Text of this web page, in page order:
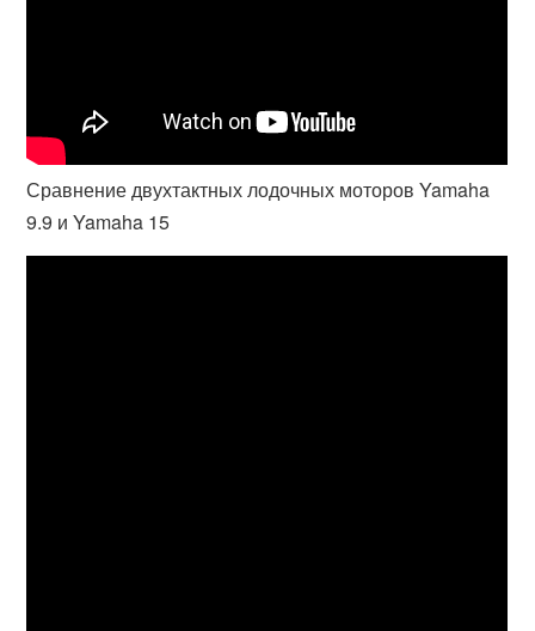
Сравнение двухтактных лодочных моторов Yamaha
9.9 и Yamaha 15